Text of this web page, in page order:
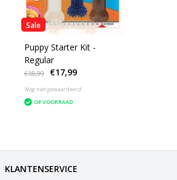
Sale
Puppy Starter Kit -
Regular
€18,99 €17,99
Nog niet gewaardeerd
OP VOORRAAD
KLANTENSERVICE